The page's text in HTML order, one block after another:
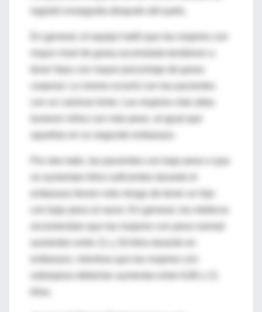
registró enseguida después del parto.
En general, el equipo halló que las mujeres con
mayor nivel de grasa acumulada tendieron a
tener hijos con mayor porcentaje de grasa
tuvieron niños con más peso, al igual que
aquellas en su segundo embarazo.
embarazo tienen más riesgo de tener un hijo
con bajo peso al nacer. En general, los médicos